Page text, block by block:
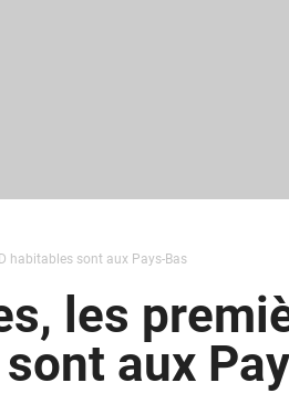
habitables sont aux Pays-Bas
les
aux